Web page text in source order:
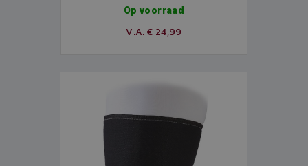
Op voorraad
V.A. € 24,99